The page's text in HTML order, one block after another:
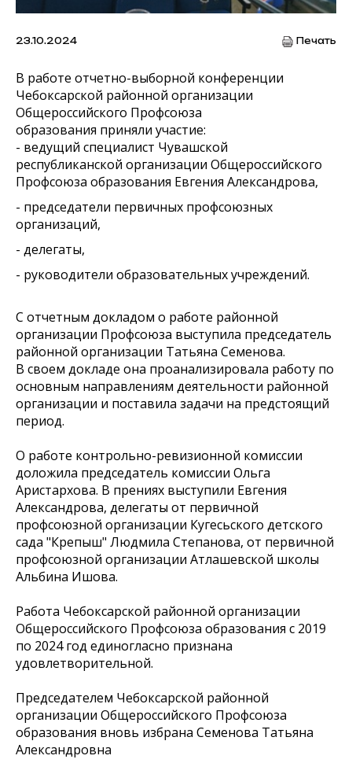
23.10.2024 Печать
В работе отчетно-выборной конференции
Чебоксарской районной организации
Общероссийского Профсоюза
образования приняли участие:
- ведущий специалист Чувашской
республиканской организации Общероссийского
Профсоюза образования Евгения Александрова,
- председатели первичных профсоюзных
организаций,
- делегаты,
- руководители образовательных учреждений.
С отчетным докладом о работе районной
организации Профсоюза выступила председатель
районной организации Татьяна Семенова.
В своем докладе она проанализировала работу по
основным направлениям деятельности районной
организации и поставила задачи на предстоящий
период.
О работе контрольно-ревизионной комиссии
доложила председатель комиссии Ольга
Аристархова. В прениях выступили Евгения
Александрова, делегаты от первичной
профсоюзной организации Кугесьского детского
сада "Крепыш" Людмила Степанова, от первичной
профсоюзной организации Атлашевской школы
Альбина Ишова.
Работа Чебоксарской районной организации
Общероссийского Профсоюза образования с 2019
по 2024 год единогласно признана
удовлетворительной.
Председателем Чебоксарской районной
организации Общероссийского Профсоюза
образования вновь избрана Семенова Татьяна
Александровна